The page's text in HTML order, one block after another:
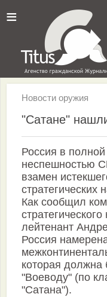
≡
Новости оружия
"Сатане"
Россия в
неспешностью
взамен
Как сообщил
лейтенант
Россия
которая
"Воеводу" (по
"Сатана").